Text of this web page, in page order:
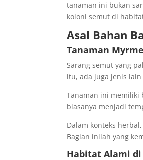
tanaman ini bukan
koloni semut di
Asal Bahan
Tanaman
Sarang semut yang
itu, ada juga jenis
Tanaman ini memiliki
biasanya menjadi
Dalam konteks
Bagian inilah yang
Habitat Alami di